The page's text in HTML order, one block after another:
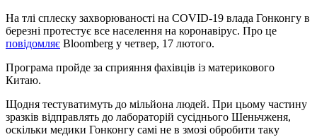
На тлі сплеску захворюваності на COVID-19 влада Гонконгу в
березні протестує все населення на коронавірус. Про це
повідомляє Bloomberg у четвер, 17 лютого.
Програма пройде за сприяння фахівців із материкового
Китаю.
Щодня тестуватимуть до мільйона людей. При цьому частину
зразків відправлять до лабораторій сусіднього Шеньчженя,
оскільки медики Гонконгу самі не в змозі обробити таку